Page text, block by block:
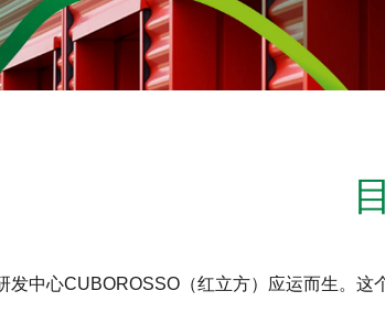
发中心CUBOROSSO（红立方）应运而生。这